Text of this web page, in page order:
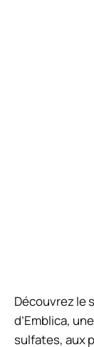
Découvrez le
d’Emblica,
sulfates, aux